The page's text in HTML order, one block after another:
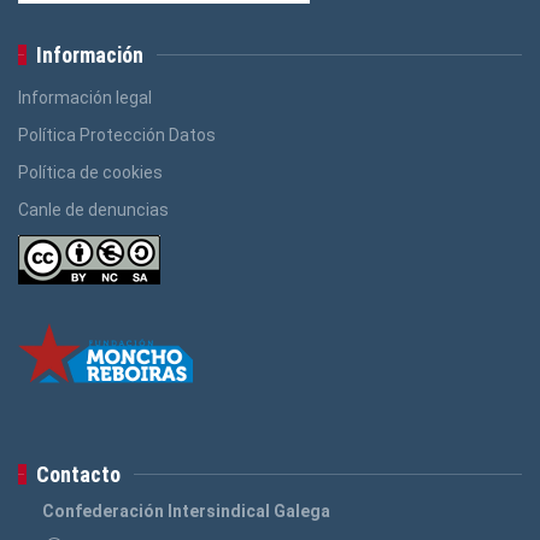
Información
Información legal
Política Protección Datos
Política de cookies
Canle de denuncias
Contacto
Confederación Intersindical Galega